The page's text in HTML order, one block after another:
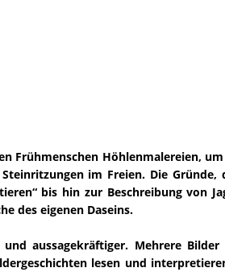
Frühmenschen Höhlenmalereien,
im Freien. Die Gründe,
bis hin zur Beschreibung von
des eigenen Daseins.
aussagekräftiger. Mehrere
lesen und